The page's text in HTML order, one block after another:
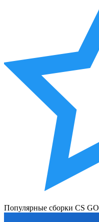
Популярные сборки CS GO